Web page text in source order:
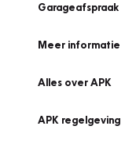
Garageafspraak
Meer informatie
Alles over APK
APK regelgeving